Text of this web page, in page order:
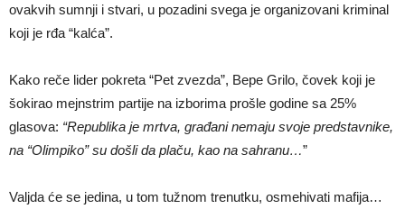
ovakvih sumnji i stvari, u pozadini svega je organizovani kriminal
koji je rđa “kalća”.
Kako reče lider pokreta “Pet zvezda”, Bepe Grilo, čovek koji je
šokirao mejnstrim partije na izborima prošle godine sa 25%
glasova: “Republika je mrtva, građani nemaju svoje predstavnike,
na “Olimpiko” su došli da plaču, kao na sahranu…”
Valjda će se jedina, u tom tužnom trenutku, osmehivati mafija…